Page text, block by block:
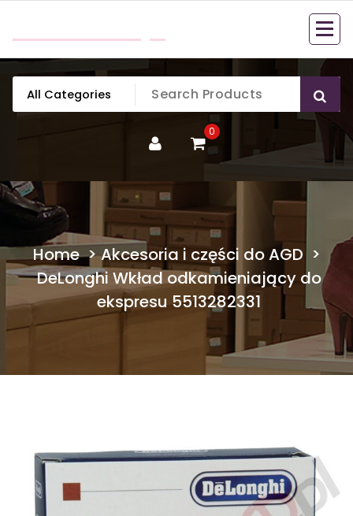
content
0
Home>Akcesoria i części do AGD >
DeLonghi Wkład odkamieniający do
ekspresu 5513282331